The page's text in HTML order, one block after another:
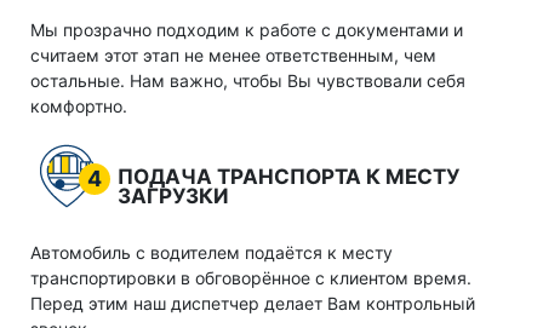
Мы прозрачно подходим к работе с документами и
считаем этот этап не менее ответственным, чем
остальные. Нам важно, чтобы Вы чувствовали себя
комфортно.
4
ПОДАЧА ТРАНСПОРТА К МЕСТУ
ЗАГРУЗКИ
Автомобиль с водителем подаётся к месту
транспортировки в обговорённое с клиентом время.
Перед этим наш диспетчер делает Вам контрольный